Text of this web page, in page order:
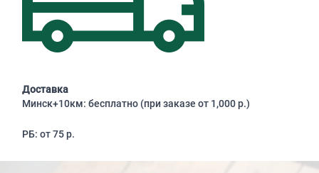
Доставка
Минск+10км: бесплатно (при заказе от 1,000 р.)
РБ: от 75 р.